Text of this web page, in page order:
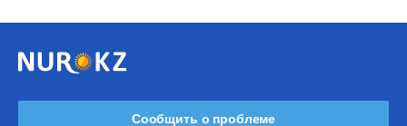
Сообщить о проблеме